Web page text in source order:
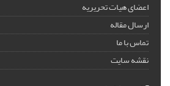
اعضای هیات تحریریه
ارسال مقاله
تماس با ما
نقشه سایت